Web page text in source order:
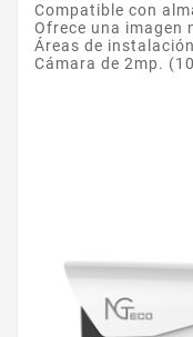
Compatible con
Ofrece una imagen
Áreas de
Cámara de 2mp.